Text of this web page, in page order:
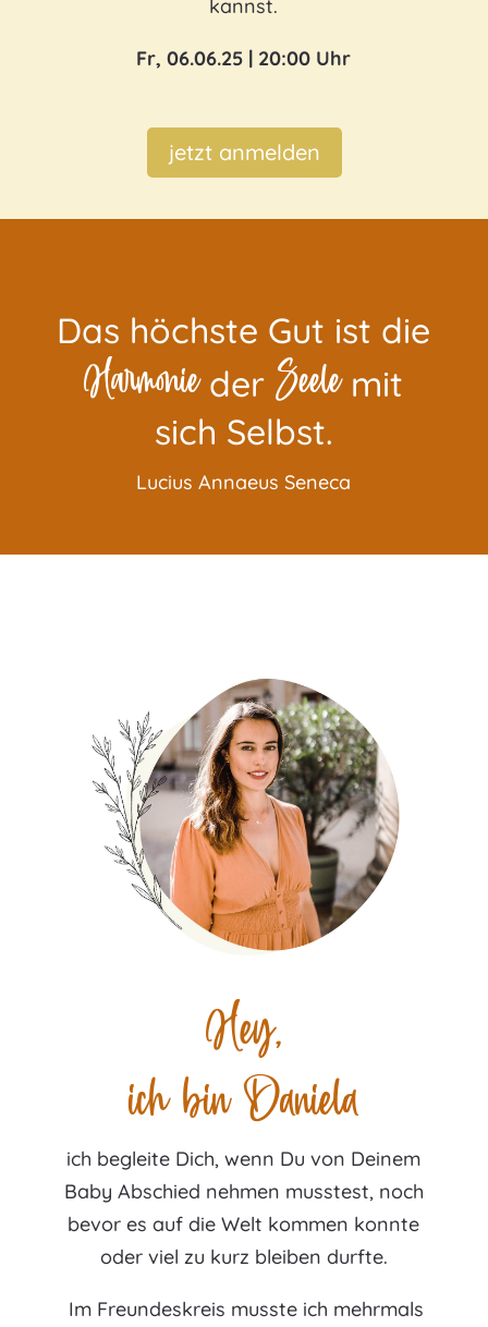
kannst.
Fr, 06.06.25 | 20:00 Uhr
jetzt anmelden
Das höchste Gut ist die
Harmonieder Seelemit
sich Selbst.
Lucius Annaeus Seneca
Hey,
ich bin Daniela
ich begleite Dich, wenn Du von Deinem
Baby Abschied nehmen musstest, noch
bevor es auf die Welt kommen konnte
oder viel zu kurz bleiben durfte.
Im Freundeskreis musste ich mehrmals